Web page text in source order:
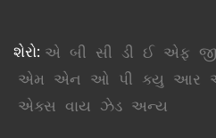
શેરો: એ બી સી ડી ઈ એફ જી
એમ એન ઓ પી ક્યુ આર
એક્સ વાય ઝેડ અન્ય